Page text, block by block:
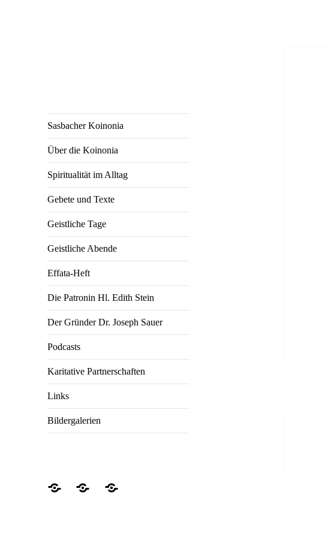
Sasbacher Koinonia
Über die Koinonia
Spiritualität im Alltag
Gebete und Texte
Geistliche Tage
Geistliche Abende
Effata-Heft
Die Patronin Hl. Edith Stein
Der Gründer Dr. Joseph Sauer
Podcasts
Karitative Partnerschaften
Links
Bildergalerien
ImpressumDatenschutzerklärung
Hilfen